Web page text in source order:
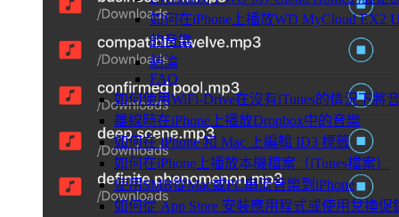
如何在iPhone上播放WD MyCloud EX2
的音樂
結論
FAQ
如何使用WiFi-Drive在沒有iTunes的情況下將
離線時在iPhone上播放Dropbox中的音樂
如何在 iPhone 和 Mac 上編輯 ID3 標籤
如何在iPhone上播放本機檔案（iTunes檔案）
使用SMB從Mac或PC串流音樂到iPhone
如何從 App Store 安裝應用程式或使用兌換